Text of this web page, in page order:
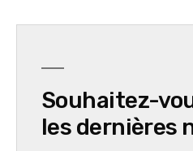
Souhaitez-
les dernières